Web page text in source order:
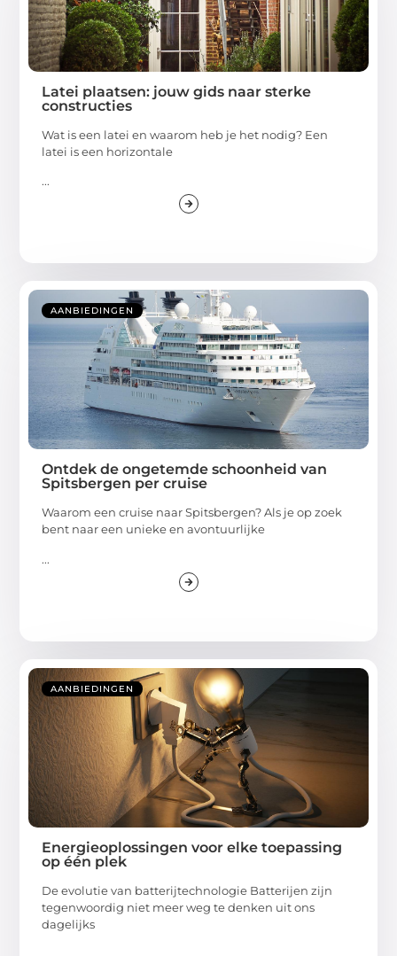
Latei plaatsen: jouw gids naar sterke
constructies
Wat is een latei en waarom heb je het nodig? Een
latei is een horizontale
...
AANBIEDINGEN
Ontdek de ongetemde schoonheid van
Spitsbergen per cruise
Waarom een cruise naar Spitsbergen? Als je op zoek
bent naar een unieke en avontuurlijke
...
AANBIEDINGEN
Energieoplossingen voor elke toepassing
op één plek
De evolutie van batterijtechnologie Batterijen zijn
tegenwoordig niet meer weg te denken uit ons
dagelijks